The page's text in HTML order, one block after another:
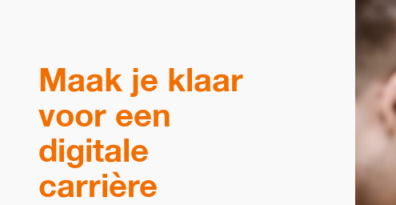
Maak je klaar
voor een
digitale
carrière